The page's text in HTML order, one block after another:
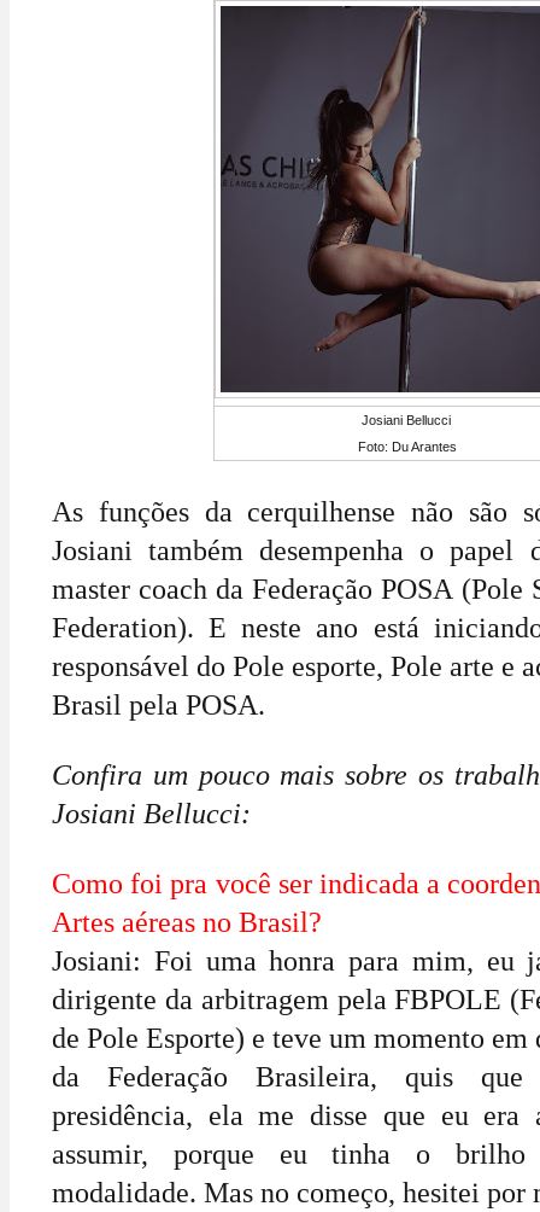
Josiani Bellucci
Foto: Du Arantes
As funções da cerquilhense não são
Josiani também desempenha o
master coach da Federação POSA
Federation). E neste ano está
responsável do Pole esporte, Pole arte e
Brasil pela POSA.
Confira um pouco mais sobre os
Josiani Bellucci:
Como foi pra você ser indicada a
Artes aéreas no Brasil?
Josiani: Foi uma honra para mim, eu
dirigente da arbitragem pela FBPOLE
de Pole Esporte) e teve um momento em
da Federação Brasileira, quis
presidência, ela me disse que eu era
assumir, porque eu tinha o brilho
modalidade. Mas no começo, hesitei por